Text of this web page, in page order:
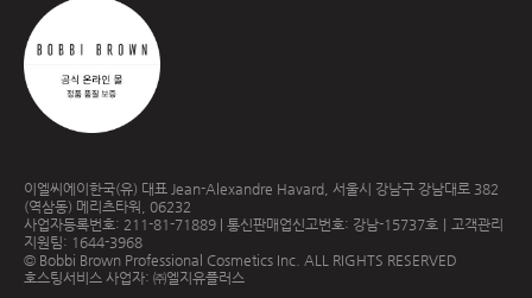
이엘씨에이한국(유) 대표 Jean-Alexandre Havard, 서울시 강남구 강남대로 382
(역삼동) 메리츠타워, 06232
사업자등록번호: 211-81-71889 | 통신판매업신고번호: 강남-15737호｜고객관리
지원팀: 1644-3968
© Bobbi Brown Professional Cosmetics Inc. ALL RIGHTS RESERVED
호스팅서비스 사업자: ㈜엘지유플러스